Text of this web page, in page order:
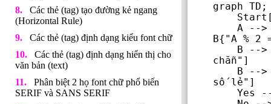
Các thẻ (tag) tạo đường kẻ ngang
(Horizontal Rule)
Các thẻ (tag) định dạng kiểu font chữ
Các thẻ (tag) định dạng hiển thị cho
văn bản (text)
Phân biệt 2 họ font chữ phổ biến
SERIF và SANS SERIF
graph TD;
B{"A % 2
chẵn"]
số lẻ"]